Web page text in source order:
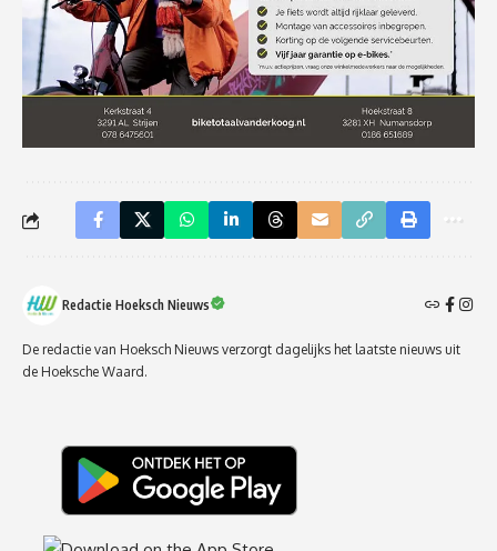
Redactie Hoeksch Nieuws
De redactie van Hoeksch Nieuws verzorgt dagelijks het laatste nieuws uit
de Hoeksche Waard.